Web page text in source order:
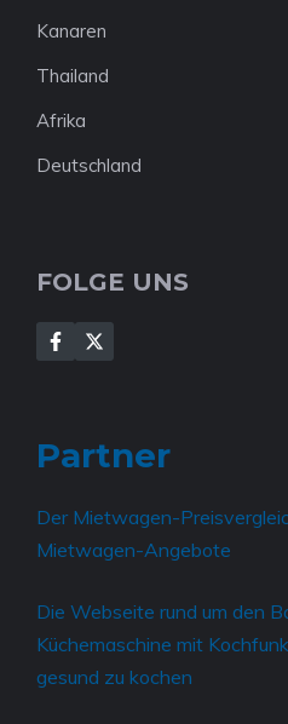
Kanaren
Thailand
Afrika
Deutschland
FOLGE UNS
Partner
Der Mietwagen-
Mietwagen-Angebote
Die Webseite rund um den
Küchemaschine mit
gesund zu kochen